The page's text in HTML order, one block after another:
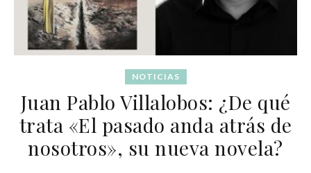
NOTICIAS
Juan Pablo Villalobos: ¿De qué
trata «El pasado anda atrás de
nosotros», su nueva novela?